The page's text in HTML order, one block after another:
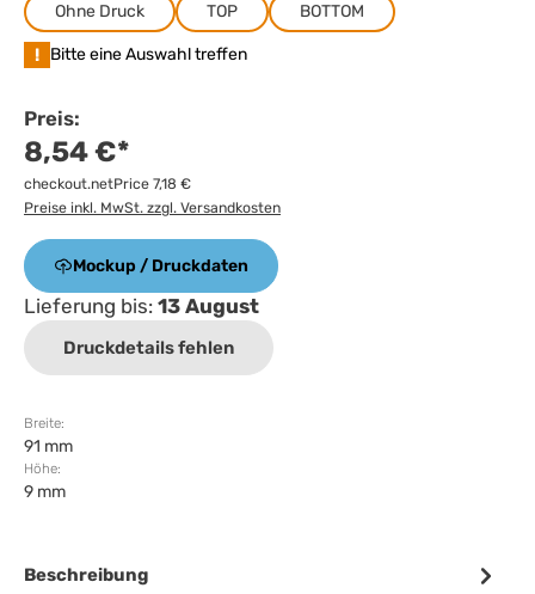
Ohne Druck TOP BOTTOM
! Bitte eine Auswahl treffen
Preis:
8,54 €*
checkout.netPrice 7,18 €
Preise inkl. MwSt. zzgl. Versandkosten
Mockup / Druckdaten
Lieferung bis: 13 August
Druckdetails fehlen
Breite:
91 mm
Höhe:
9 mm
Beschreibung